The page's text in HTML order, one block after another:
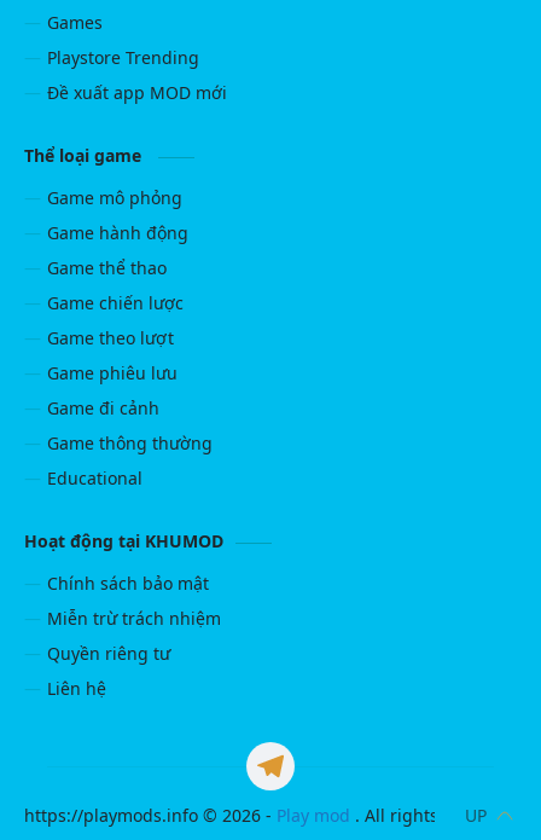
Games
Playstore Trending
Đề xuất app MOD mới
Thể loại game
Game mô phỏng
Game hành động
Game thể thao
Game chiến lược
Game theo lượt
Game phiêu lưu
Game đi cảnh
Game thông thường
Educational
Hoạt động tại KHUMOD
Chính sách bảo mật
Miễn trừ trách nhiệm
Quyền riêng tư
Liên hệ
https://playmods.info © 2026 - Play mod . All rights reserved.